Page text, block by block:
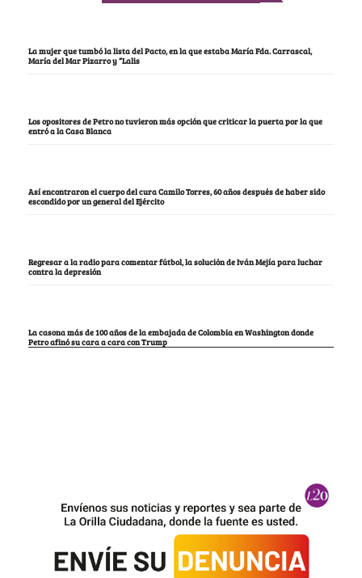
La mujer que tumbó la lista del Pacto, en la que estaba María Fda. Carrascal,
María del Mar Pizarro y “Lalis
Los opositores de Petro no tuvieron más opción que criticar la puerta por la que
entró a la Casa Blanca
Así encontraron el cuerpo del cura Camilo Torres, 60 años después de haber sido
escondido por un general del Ejército
Regresar a la radio para comentar fútbol, la solución de Iván Mejía para luchar
contra la depresión
La casona más de 100 años de la embajada de Colombia en Washington donde
Petro afinó su cara a cara con Trump